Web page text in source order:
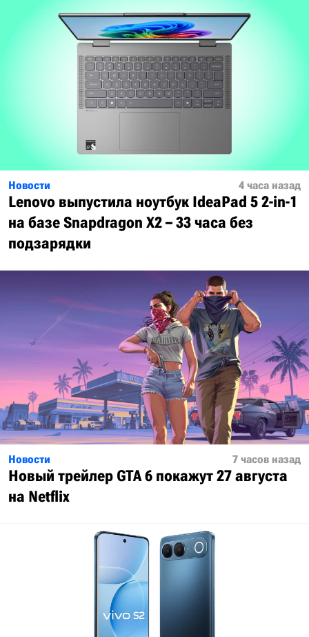
Новости 4 часа назад
Lenovo выпустила ноутбук IdeaPad 5 2-in-1
на базе Snapdragon X2 – 33 часа без
подзарядки
Новости 7 часов назад
Новый трейлер GTA 6 покажут 27 августа
на Netflix